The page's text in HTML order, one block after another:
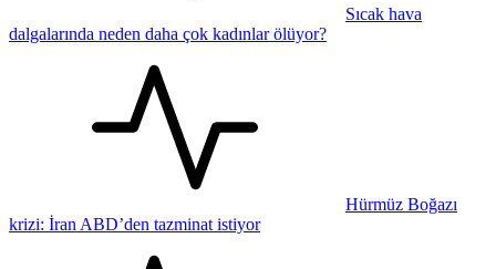
Sıcak hava
dalgalarında neden daha çok kadınlar ölüyor?
Hürmüz Boğazı
krizi: İran ABD’den tazminat istiyor